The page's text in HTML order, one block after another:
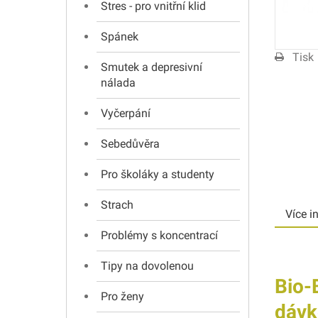
Stres - pro vnitřní klid
Spánek
Smutek a depresivní
nálada
Vyčerpání
Sebedůvěra
Pro školáky a studenty
Strach
Problémy s koncentrací
Tipy na dovolenou
Pro ženy
Tisk
Více
Bio-